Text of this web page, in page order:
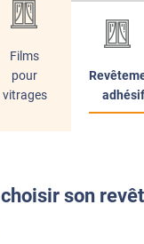
Films
pour
vitrages
choisir son